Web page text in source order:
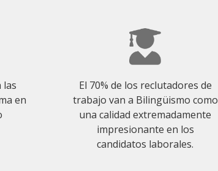
las
en
El 70% de los reclutadores de
trabajo van a Bilingüismo como
una calidad extremadamente
impresionante en los
candidatos laborales.